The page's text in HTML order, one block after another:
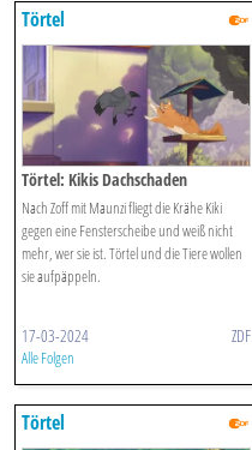
Törtel
Törtel: Kikis Dachschaden
Nach Zoff mit Maunzi fliegt die Krähe Kiki
gegen eine Fensterscheibe und weiß nicht
mehr, wer sie ist. Törtel und die Tiere wollen
sie aufpäppeln.
17-03-2024 ZDF
Alle Folgen
Törtel